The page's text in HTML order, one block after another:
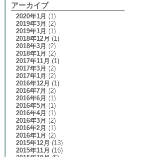
アーカイブ
2020年1月 (1)
2019年3月 (2)
2019年1月 (1)
2018年12月 (1)
2018年3月 (2)
2018年1月 (2)
2017年11月 (1)
2017年3月 (2)
2017年1月 (2)
2016年12月 (1)
2016年7月 (2)
2016年6月 (1)
2016年5月 (1)
2016年4月 (1)
2016年3月 (2)
2016年2月 (1)
2016年1月 (2)
2015年12月 (13)
2015年11月 (16)